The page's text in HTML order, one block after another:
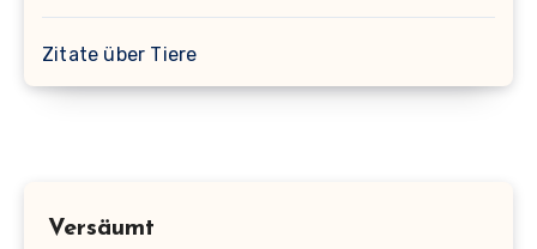
Zitate über Tiere
Versäumt